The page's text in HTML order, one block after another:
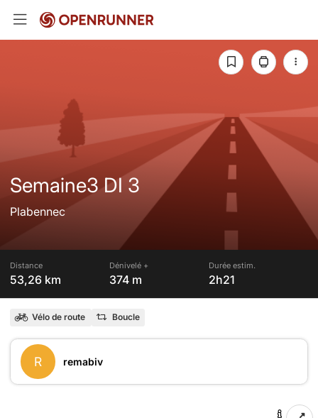
Semaine3 DI 3
Plabennec
Distance
53,26 km
Dénivelé +
374 m
Durée estim.
2h21
Vélo de route Boucle
R remabiv